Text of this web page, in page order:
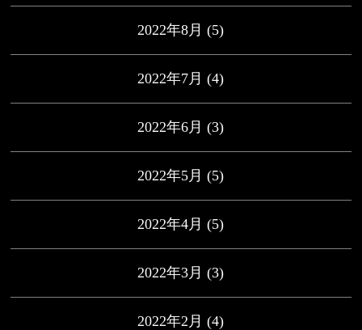
2022年8月 (5)
2022年7月 (4)
2022年6月 (3)
2022年5月 (5)
2022年4月 (5)
2022年3月 (3)
2022年2月 (4)